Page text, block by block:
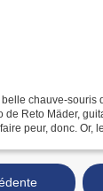
chauve-souris
Reto Mäder,
peur, donc. Or,